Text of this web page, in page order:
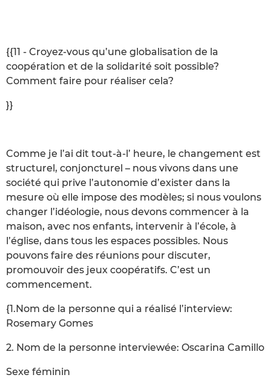
{{11 - Croyez-vous qu’une globalisation de la
coopération et de la solidarité soit possible?
Comment faire pour réaliser cela?
}}
Comme je l’ai dit tout-à-l’ heure, le changement est
structurel, conjoncturel – nous vivons dans une
société qui prive l’autonomie d’exister dans la
mesure où elle impose des modèles; si nous voulons
changer l’idéologie, nous devons commencer à la
maison, avec nos enfants, intervenir à l’école, à
l’église, dans tous les espaces possibles. Nous
pouvons faire des réunions pour discuter,
promouvoir des jeux coopératifs. C’est un
commencement.
{1.Nom de la personne qui a réalisé l’interview:
Rosemary Gomes
2. Nom de la personne interviewée: Oscarina Camillo
Sexe féminin